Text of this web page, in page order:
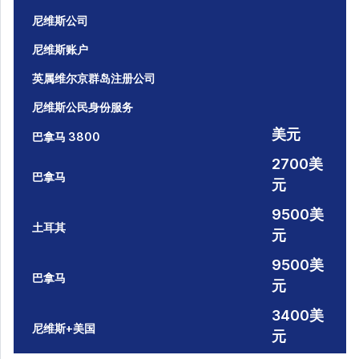
尼维斯公司
尼维斯账户
英属维尔京群岛注册公司
尼维斯公民身份服务
巴拿马 3800 美元
巴拿马
2700美
元
土耳其
9500美
元
巴拿马
9500美
元
尼维斯+美国
3400美
元